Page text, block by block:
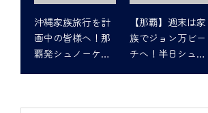
沖縄家族旅行を計
画中の皆様へ！那
覇発シュノーケリ
【那覇】週末は家
族でジョン万ビー
チへ！半日シュノ